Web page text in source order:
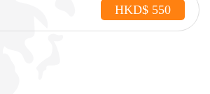
HKD$ 550